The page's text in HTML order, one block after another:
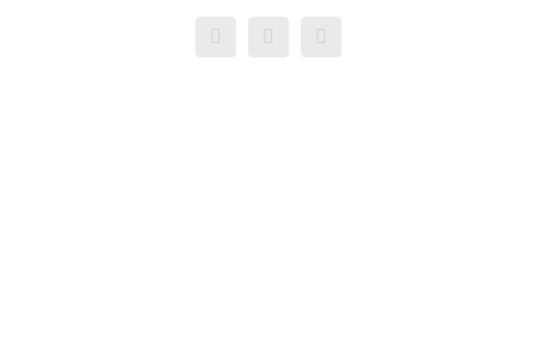
FacebookTwitter